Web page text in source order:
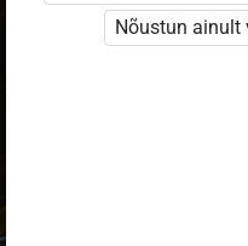
Opiq
Nõustun ainult